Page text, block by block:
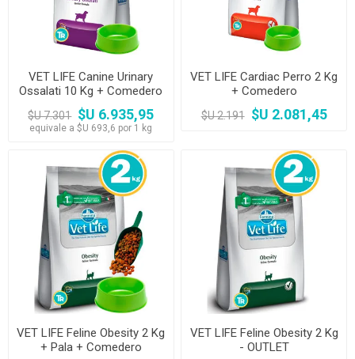
VET LIFE Canine Urinary
Ossalati 10 Kg + Comedero
$U 7.301 $U 6.935,95
equivale a $U 693,6 por 1 kg
VET LIFE Cardiac Perro 2 Kg
+ Comedero
$U 2.191 $U 2.081,45
VET LIFE Feline Obesity 2 Kg
+ Pala + Comedero
VET LIFE Feline Obesity 2 Kg
- OUTLET